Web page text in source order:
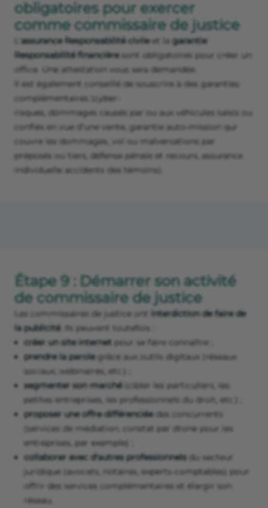
obligatoires pour exercer
comme commissaire de justice
assurance Responsabilité civileet la garantie
Responsabilité financièresont obligatoires pour créer un
office. Une attestation vous sera demandée.
Il est également conseillé de souscrire à des garanties
complémentaires (cyber-
risques, dommages causés par ou aux véhicules saisis ou
confiés en vue d’une vente, garantie auto-mission qui
couvre les dommages, vol ou malversations par
préposés ou tiers, défense pénale et recours, assurance
individuelle accidents des témoins).
Étape 9 : Démarrer son activité
de commissaire de justice
Les commissaires de justice ont interdiction de faire de
la publicité. Ils peuvent toutefois :
créer un site internet pour se faire connaître ;
prendre la parolegrâce aux outils digitaux (réseaux
sociaux, webinaires, etc.) ;
segmenter son marché (cibler les particuliers, les
petites entreprises, les professionnels du droit, etc.) ;
proposer une offre différenciée des concurrents
(services de médiation, constat par drone pour les
entreprises, par exemple) ;
collaborer avec d'autres professionnels du secteur
juridique (avocats, notaires, experts-comptables) pour
offrir des services complémentaires et élargir son
réseau.